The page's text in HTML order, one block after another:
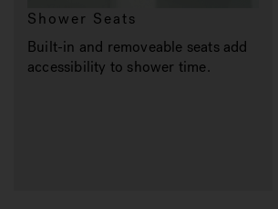
Shower Seats
Built-in and removeable seats add
accessibility to shower time.